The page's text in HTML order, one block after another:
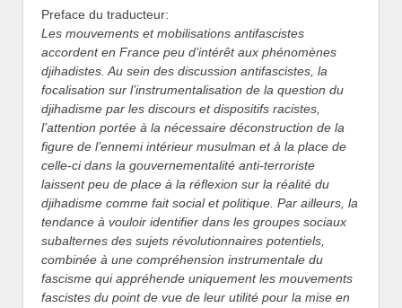
Preface du traducteur:
Les mouvements et mobilisations antifascistes
accordent en France peu d’intérêt aux phénomènes
djihadistes. Au sein des discussion antifascistes, la
focalisation sur l’instrumentalisation de la question du
djihadisme par les discours et dispositifs racistes,
l’attention portée à la nécessaire déconstruction de la
figure de l’ennemi intérieur musulman et à la place de
celle-ci dans la gouvernementalité anti-terroriste
laissent peu de place à la réflexion sur la réalité du
djihadisme comme fait social et politique. Par ailleurs, la
tendance à vouloir identifier dans les groupes sociaux
subalternes des sujets révolutionnaires potentiels,
combinée à une compréhension instrumentale du
fascisme qui appréhende uniquement les mouvements
fascistes du point de vue de leur utilité pour la mise en